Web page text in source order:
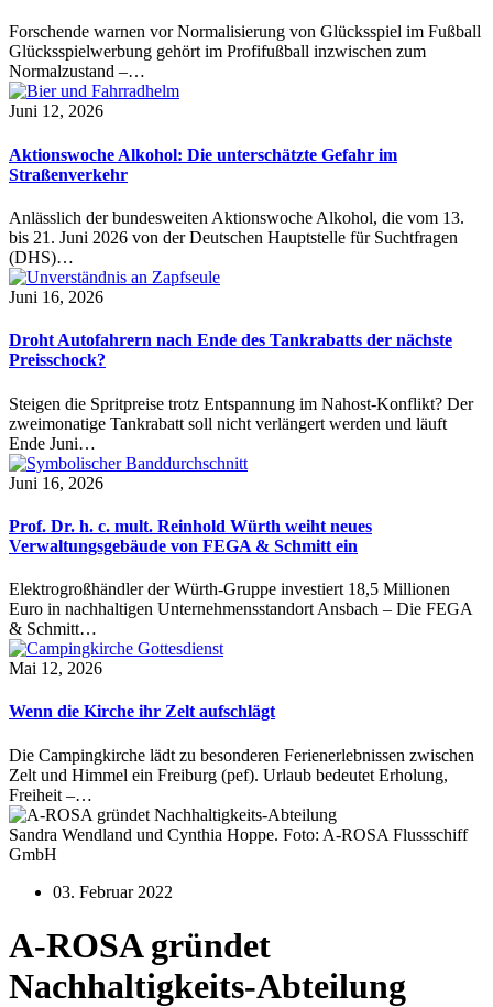
Forschende warnen vor Normalisierung von Glücksspiel im Fußball
Glücksspielwerbung gehört im Profifußball inzwischen zum
Normalzustand –…
Juni 12, 2026
Aktionswoche Alkohol: Die unterschätzte Gefahr im
Straßenverkehr
Anlässlich der bundesweiten Aktionswoche Alkohol, die vom 13.
bis 21. Juni 2026 von der Deutschen Hauptstelle für Suchtfragen
(DHS)…
Juni 16, 2026
Droht Autofahrern nach Ende des Tankrabatts der nächste
Preisschock?
Steigen die Spritpreise trotz Entspannung im Nahost-Konflikt? Der
zweimonatige Tankrabatt soll nicht verlängert werden und läuft
Ende Juni…
Juni 16, 2026
Prof. Dr. h. c. mult. Reinhold Würth weiht neues
Verwaltungsgebäude von FEGA & Schmitt ein
Elektrogroßhändler der Würth-Gruppe investiert 18,5 Millionen
Euro in nachhaltigen Unternehmensstandort Ansbach – Die FEGA
& Schmitt…
Mai 12, 2026
Wenn die Kirche ihr Zelt aufschlägt
Die Campingkirche lädt zu besonderen Ferienerlebnissen zwischen
Zelt und Himmel ein Freiburg (pef). Urlaub bedeutet Erholung,
Freiheit –…
Sandra Wendland und Cynthia Hoppe. Foto: A-ROSA Flussschiff
GmbH
03. Februar 2022
A-ROSA gründet
Nachhaltigkeits-Abteilung